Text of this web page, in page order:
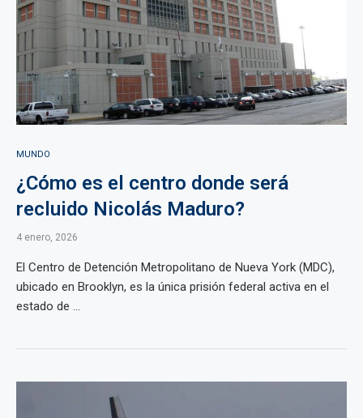
MUNDO
¿Cómo es el centro donde será
recluido Nicolás Maduro?
4 enero, 2026
El Centro de Detención Metropolitano de Nueva York (MDC),
ubicado en Brooklyn, es la única prisión federal activa en el
estado de ...